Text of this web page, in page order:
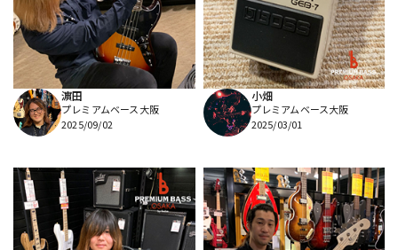
濵田
プレミアムベース大阪
2025/09/02
小畑
プレミアムベース大阪
2025/03/01